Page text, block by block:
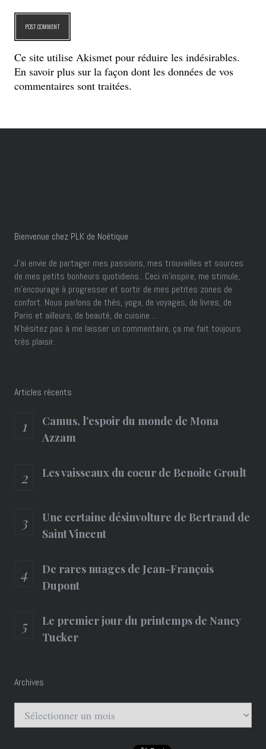
Ce site utilise Akismet pour réduire les indésirables.
En savoir plus sur la façon dont les données de vos
commentaires sont traitées.
Bienvenue chez PLK de Noétique
J’ai envie de partager mes passions, mes trouvailles et sources
de mes petits bonheurs quotidiens.. Ceci m'inspire, me stimule,
m'encourage à progresser et sortir de mes petites zones de
confort. Nous parlons de thés, yoga, de voyages, de livres, de
Paris et ailleurs, de beauté, de cuisine ...
N'hésitez pas à me laisser un commentaire, ça me fait toujours
très plaisir.
Articles récents
Camus, l’espoir du monde de Mona
Azzam
Les vaisseaux du coeur de Benoite Groult
Une certaine désinvolture de Bertrand de
Saint Vincent
De rares nuages de Jean-François
Dupont
Le premier jour du printemps de Nancy
Tucker
Archives
Archives